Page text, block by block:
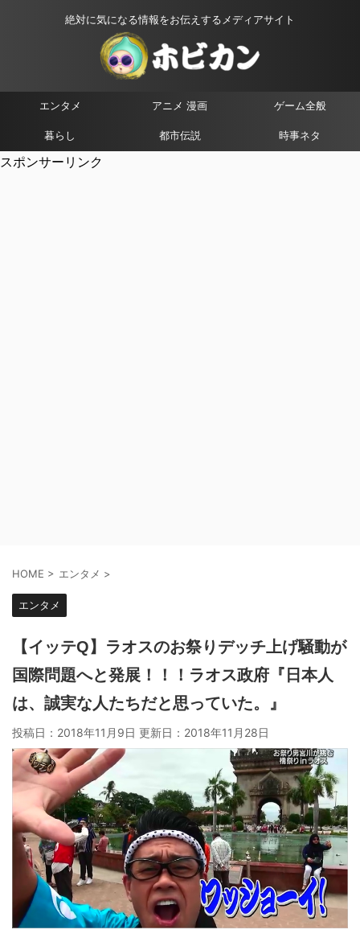
絶対に気になる情報をお伝えするメディアサイト
エンタメ アニメ 漫画 ゲーム全般
暮らし 都市伝説 時事ネタ
スポンサーリンク
HOME > エンタメ >
エンタメ
【イッテQ】ラオスのお祭りデッチ上げ騒動が
国際問題へと発展！！！ラオス政府『日本人
は、誠実な人たちだと思っていた。』
投稿日：2018年11月9日 更新日： 2018年11月28日